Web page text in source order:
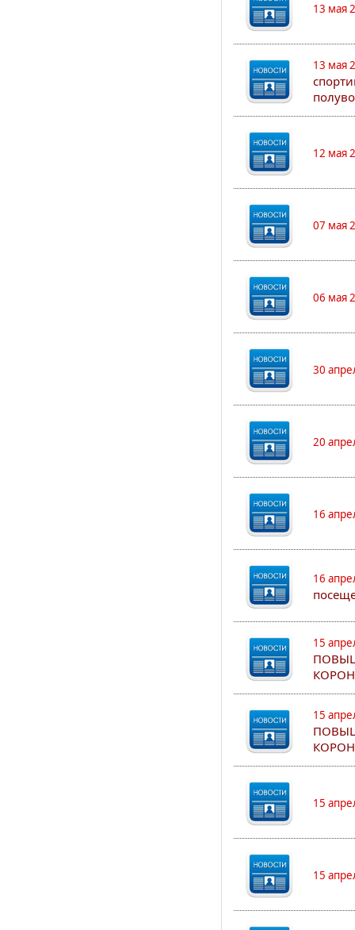
13 мая
13 мая
12 мая
07 мая
06 мая
30
20
16
16
15
15
15
15